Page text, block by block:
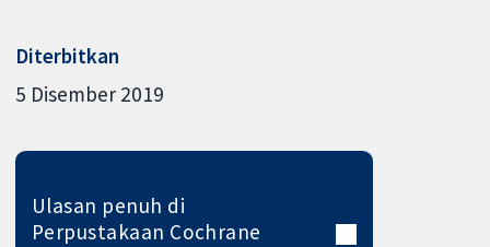
Diterbitkan
5 Disember 2019
Ulasan penuh di
Perpustakaan Cochrane